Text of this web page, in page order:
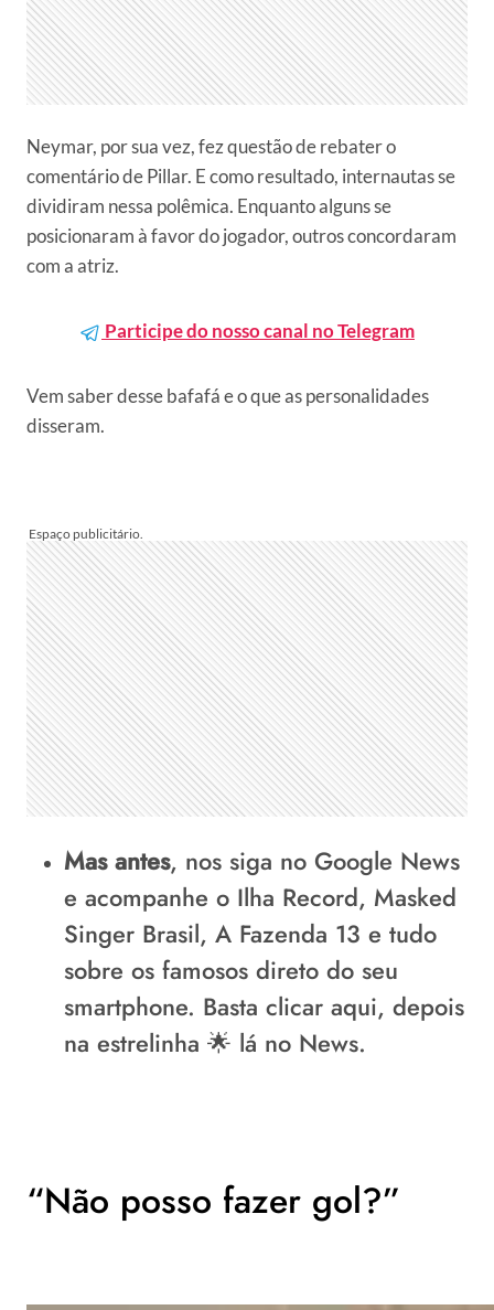
Neymar, por sua vez, fez questão de rebater o
comentário de Pillar. E como resultado, internautas se
dividiram nessa polêmica. Enquanto alguns se
posicionaram à favor do jogador, outros concordaram
com a atriz.
Participe do nosso canal no Telegram
Vem saber desse bafafá e o que as personalidades
disseram.
Mas antes, nos siga no Google News
e acompanhe o Ilha Record, Masked
Singer Brasil, A Fazenda 13 e tudo
sobre os famosos direto do seu
smartphone. Basta clicar aqui, depois
na estrelinha 🌟 lá no News.
“Não posso fazer gol?”